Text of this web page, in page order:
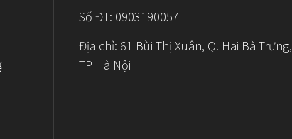
Số ĐT: 0903190057
Địa chỉ: 61 Bùi Thị Xuân, Q. Hai Bà Trưng,
TP Hà Nội